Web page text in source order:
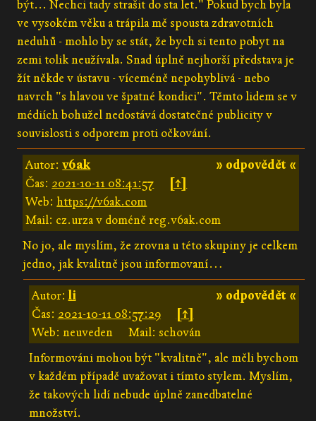
být... Nechci tady strašit do sta let." Pokud bych byla
ve vysokém věku a trápila mě spousta zdravotních
neduhů - mohlo by se stát, že bych si tento pobyt na
zemi tolik neužívala. Snad úplně nejhorší představa je
žít někde v ústavu - víceméně nepohyblivá - nebo
navrch "s hlavou ve špatné kondici". Těmto lidem se v
médiích bohužel nedostává dostatečné publicity v
souvislosti s odporem proti očkování.
» odpovědět «
Autor:v6ak
Čas: 2021-10-11 08:41:57
[↑]
Web:https://v6ak.com
Mail: cz.urza v doméně reg.v6ak.com
No jo, ale myslím, že zrovna u této skupiny je celkem
jedno, jak kvalitně jsou informovaní…
» odpovědět «
Autor:li
Čas: 2021-10-11 08:57:29
[↑]
Web: neuveden
Mail: schován
Informováni mohou být "kvalitně", ale měli bychom
v každém případě uvažovat i tímto stylem. Myslím,
že takových lidí nebude úplně zanedbatelné
množství.